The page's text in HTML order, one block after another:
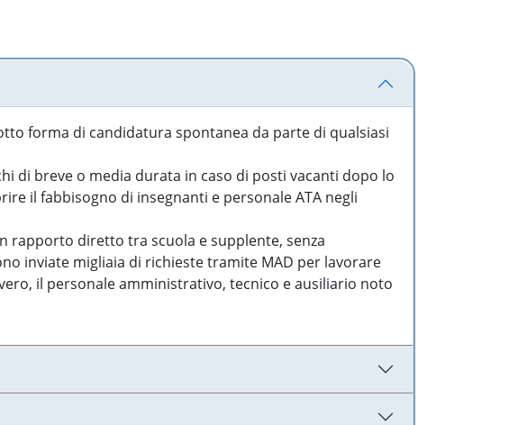
forma di candidatura spontanea da parte di qualsiasi
di breve o media durata in caso di posti vacanti dopo lo
il fabbisogno di insegnanti e personale ATA negli
rapporto diretto tra scuola e supplente, senza
inviate migliaia di richieste tramite MAD per lavorare
il personale amministrativo, tecnico e ausiliario noto